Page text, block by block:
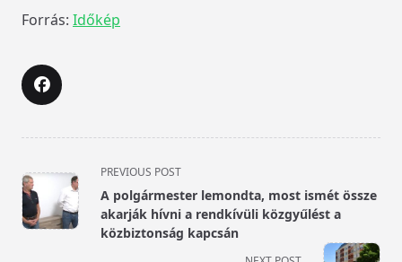
Forrás: Időkép
<span
class="nav-
subtitle
screen-
PREVIOUS POST
A polgármester lemondta, most ismét össze
akarják hívni a rendkívüli közgyűlést a
közbiztonság kapcsán